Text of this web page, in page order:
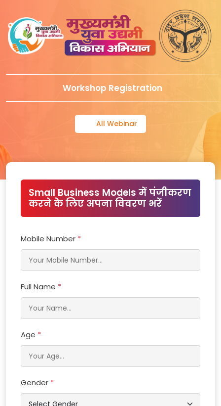
Workshop Registration
All Webinar
Small Business Models में पंजीकरण
करने के लिए अपना विवरण भरें
Mobile Number *
Full Name *
Age *
Gender *